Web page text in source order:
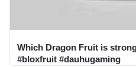
Which Dragon Fruit is
#bloxfruit #dauhugaming